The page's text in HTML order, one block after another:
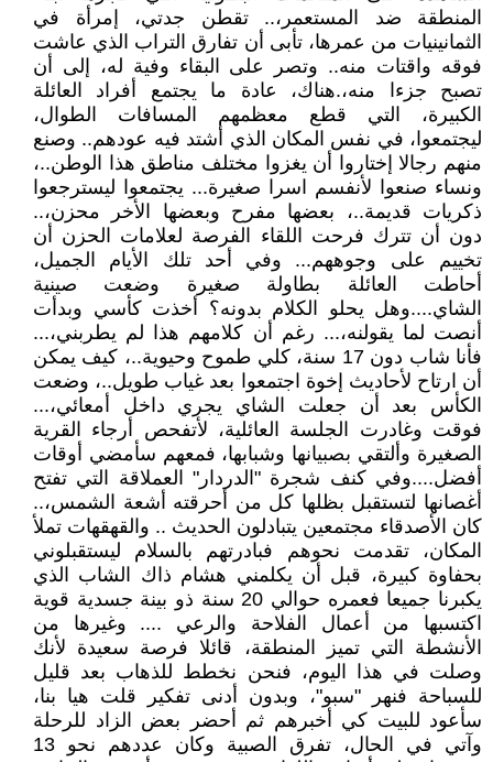
المنطقة ضد المستعمر،.. تقطن جدتي، إمرأة في
الثمانينيات من عمرها، تأبى أن تفارق التراب الذي عاشت
فوقه واقتات منه.. وتصر على البقاء وفية له، إلى أن
تصبح جزءا منه،.هناك، عادة ما يجتمع أفراد العائلة
الكبيرة، التي قطع معظمهم المسافات الطوال،
ليجتمعوا، في نفس المكان الذي أشتد فيه عودهم.. وصنع
منهم رجالا إختاروا أن يغزوا مختلف مناطق هذا الوطن..،
ونساء صنعوا لأنفسم اسرا صغيرة... يجتمعوا ليسترجعوا
ذكريات قديمة..، بعضها مفرح وبعضها الأخر محزن،..
دون أن تترك فرحت اللقاء الفرصة لعلامات الحزن أن
تخييم على وجوههم... وفي أحد تلك الأيام الجميل،
أحاطت العائلة بطاولة صغيرة وضعت صينية
الشاي....وهل يحلو الكلام بدونه؟ أخذت كأسي وبدأت
أنصت لما يقولنه،... رغم أن كلامهم هذا لم يطربني،...
فأنا شاب دون 17 سنة، كلي طموح وحيوية..، كيف يمكن
أن ارتاح لأحاديث إخوة اجتمعوا بعد غياب طويل..، وضعت
الكأس بعد أن جعلت الشاي يجري داخل أمعائي،...
فوقت وغادرت الجلسة العائلية، لأتفحص أرجاء القرية
الصغيرة وألتقي بصبيانها وشبابها، فمعهم سأمضي أوقات
أفضل....وفي كنف شجرة "الدردار" العملاقة التي تفتح
أغصانها لتستقبل بظلها كل من أحرقته أشعة الشمس،..
كان الأصدقاء مجتمعين يتبادلون الحديث .. والقهقهات تملأ
المكان، تقدمت نحوهم فبادرتهم بالسلام ليستقبلوني
بحفاوة كبيرة، قبل أن يكلمني هشام ذاك الشاب الذي
يكبرنا جميعا فعمره حوالي 20 سنة ذو بينة جسدية قوية
اكتسبها من أعمال الفلاحة والرعي .... وغيرها من
الأنشطة التي تميز المنطقة، قائلا فرصة سعيدة لأنك
وصلت في هذا اليوم، فنحن نخطط للذهاب بعد قليل
للسباحة فنهر "سبو"، وبدون أدنى تفكير قلت هيا بنا،
سأعود للبيت كي أخبرهم ثم أحضر بعض الزاد للرحلة
وآتي في الحال، تفرق الصبية وكان عددهم نحو 13